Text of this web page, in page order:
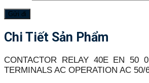
Chi Tiết Sản Phẩm
CONTACTOR RELAY 40E EN 50
TERMINALS AC OPERATION AC 50/